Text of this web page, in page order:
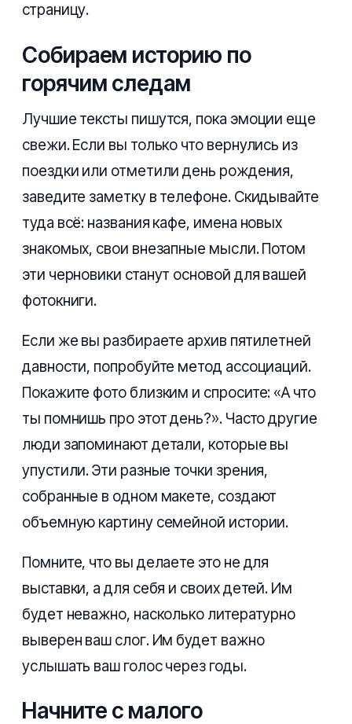
страницу.
Собираем историю по
горячим следам
Лучшие тексты пишутся, пока эмоции еще
свежи. Если вы только что вернулись из
поездки или отметили день рождения,
заведите заметку в телефоне. Скидывайте
туда всё: названия кафе, имена новых
знакомых, свои внезапные мысли. Потом
эти черновики станут основой для вашей
фотокниги.
Если же вы разбираете архив пятилетней
давности, попробуйте метод ассоциаций.
Покажите фото близким и спросите: «А что
ты помнишь про этот день?». Часто другие
люди запоминают детали, которые вы
упустили. Эти разные точки зрения,
собранные в одном макете, создают
объемную картину семейной истории.
Помните, что вы делаете это не для
выставки, а для себя и своих детей. Им
будет неважно, насколько литературно
выверен ваш слог. Им будет важно
услышать ваш голос через годы.
Начните с малого